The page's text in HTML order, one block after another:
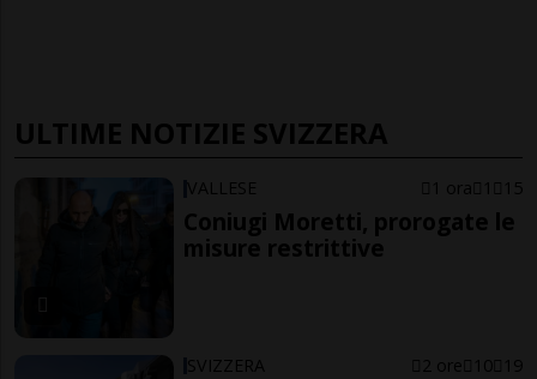
ULTIME NOTIZIE SVIZZERA
VALLESE 1 ora 1 15
Coniugi Moretti, prorogate le
misure restrittive
SVIZZERA 2 ore 10 19